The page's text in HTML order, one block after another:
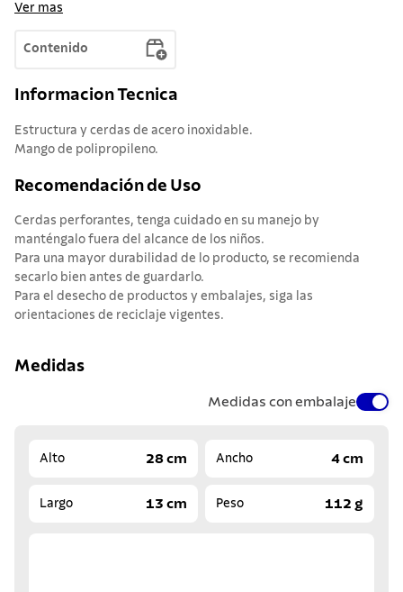
Ver mas
Contenido
Informacion Tecnica
Estructura y cerdas de acero inoxidable.
Mango de polipropileno.
Recomendación de Uso
Cerdas perforantes, tenga cuidado en su manejo by
manténgalo fuera del alcance de los niños.
Para una mayor durabilidad de lo producto, se recomienda
secarlo bien antes de guardarlo.
Para el desecho de productos y embalajes, siga las
orientaciones de reciclaje vigentes.
Medidas
Medidas con embalaje
Alto 28 cm Ancho 4 cm
Largo 13 cm Peso 112 g